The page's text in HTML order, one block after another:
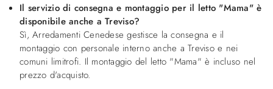
Il servizio di consegna e montaggio per il letto "Mama" è
disponibile anche a Treviso?
Sì, Arredamenti Cenedese gestisce la consegna e il
montaggio con personale interno anche a Treviso e nei
comuni limitrofi. Il montaggio del letto "Mama" è incluso nel
prezzo d'acquisto.